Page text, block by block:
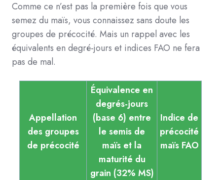
Comme ce n’est pas la première fois que vous
semez du maïs, vous connaissez sans doute les
groupes de précocité. Mais un rappel avec les
équivalents en degré-jours et indices FAO ne fera
pas de mal.
Appellation
des groupes
de précocité
Équivalence en
degrés-jours
(base 6) entre
le semis de
maïs et la
maturité du
grain (32% MS)
Indice de
précocité
maïs FAO